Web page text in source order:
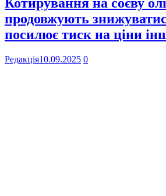
продовжують
посилює тиск на ціни
Редакція10.09.2025 0